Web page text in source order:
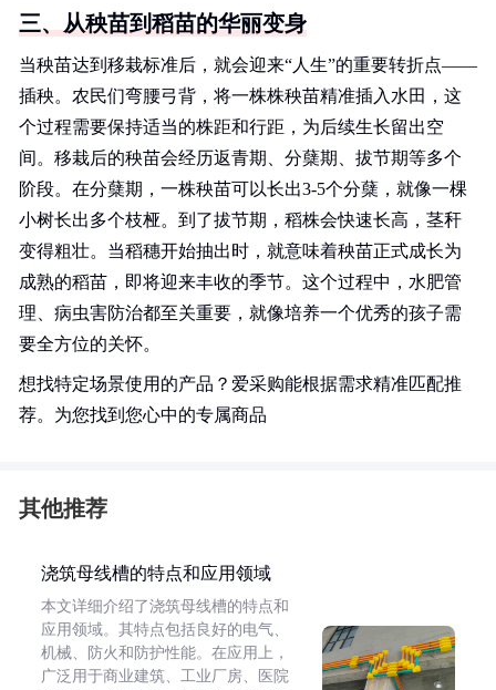
三、从秧苗到稻苗的华丽变身
当秧苗达到移栽标准后，就会迎来“人生”的重要转折点——
插秧。农民们弯腰弓背，将一株株秧苗精准插入水田，这
个过程需要保持适当的株距和行距，为后续生长留出空
间。移栽后的秧苗会经历返青期、分蘖期、拔节期等多个
阶段。在分蘖期，一株秧苗可以长出3-5个分蘖，就像一棵
小树长出多个枝桠。到了拔节期，稻株会快速长高，茎秆
变得粗壮。当稻穗开始抽出时，就意味着秧苗正式成长为
成熟的稻苗，即将迎来丰收的季节。这个过程中，水肥管
理、病虫害防治都至关重要，就像培养一个优秀的孩子需
要全方位的关怀。
想找特定场景使用的产品？爱采购能根据需求精准匹配推
荐。为您找到您心中的专属商品
其他推荐
浇筑母线槽的特点和应用领域
本文详细介绍了浇筑母线槽的特点和
应用领域。其特点包括良好的电气、
机械、防火和防护性能。在应用上，
广泛用于商业建筑、工业厂房、医院